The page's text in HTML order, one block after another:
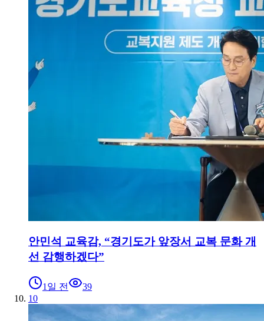
안민석 교육감, “경기도가 앞장서 교복 문화 개
선 감행하겠다”
1일 전
39
10